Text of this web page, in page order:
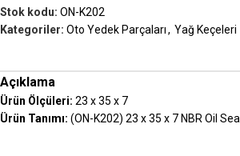
Stok kodu: ON-K202
Kategoriler: Oto Yedek Parçaları, Yağ Keçeleri
Açıklama
Ürün Ölçüleri: 23 x 35 x 7
Ürün Tanımı: (ON-K202) 23 x 35 x 7 NBR Oil Seal